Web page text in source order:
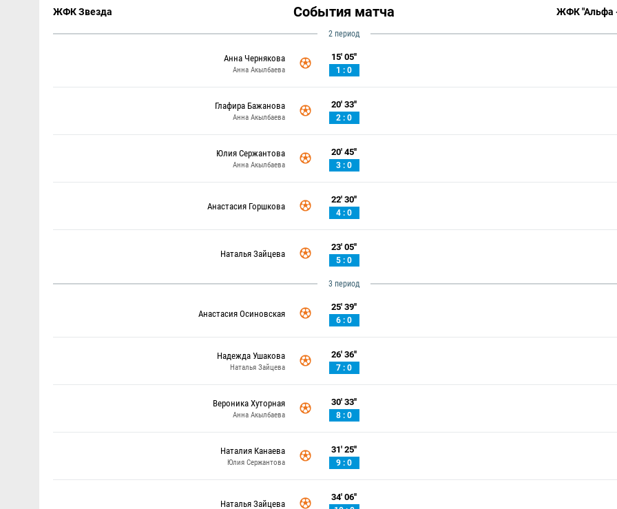
ЖФК Звезда События матча ЖФК "Альфа
2 период
Анна Чернякова
Анна Акылбаева
15' 05''
1 : 0
Глафира Бажанова
Анна Акылбаева
20' 33''
2 : 0
Юлия Сержантова
Анна Акылбаева
20' 45''
3 : 0
Анастасия Горшкова
22' 30''
4 : 0
Наталья Зайцева
23' 05''
5 : 0
3 период
Анастасия Осиновская
25' 39''
6 : 0
Надежда Ушакова
Наталья Зайцева
26' 36''
7 : 0
Вероника Хуторная
Анна Акылбаева
30' 33''
8 : 0
Наталия Канаева
Юлия Сержантова
31' 25''
9 : 0
Наталья Зайцева
34' 06''